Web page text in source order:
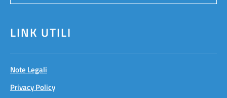
LINK UTILI
Note Legali
Privacy Policy